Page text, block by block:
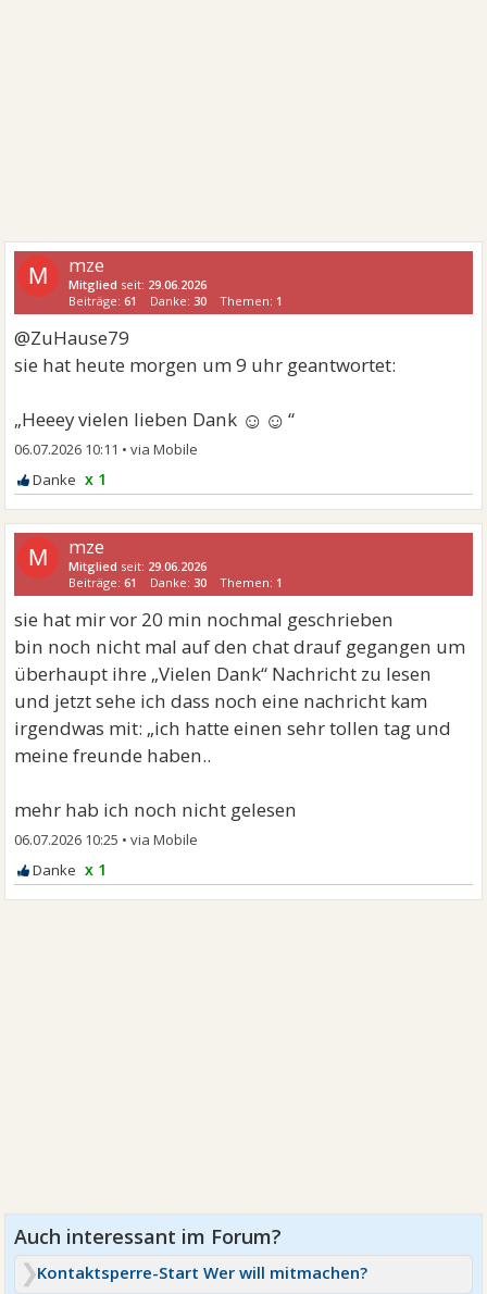
M mze
Mitglied seit: 29.06.2026
Beiträge:61 Danke:30 Themen: 1
@ZuHause79
sie hat heute morgen um 9 uhr geantwortet:
„Heeey vielen lieben Dank ☺☺ “
06.07.2026 10:11 •
x 1
M mze
Mitglied seit: 29.06.2026
Beiträge:61 Danke:30 Themen: 1
sie hat mir vor 20 min nochmal geschrieben
bin noch nicht mal auf den chat drauf gegangen um
überhaupt ihre „Vielen Dank“ Nachricht zu lesen
und jetzt sehe ich dass noch eine nachricht kam
irgendwas mit: „ich hatte einen sehr tollen tag und
meine freunde haben..
mehr hab ich noch nicht gelesen
06.07.2026 10:25 •
x 1
Kontaktsperre-Start Wer will mitmachen?